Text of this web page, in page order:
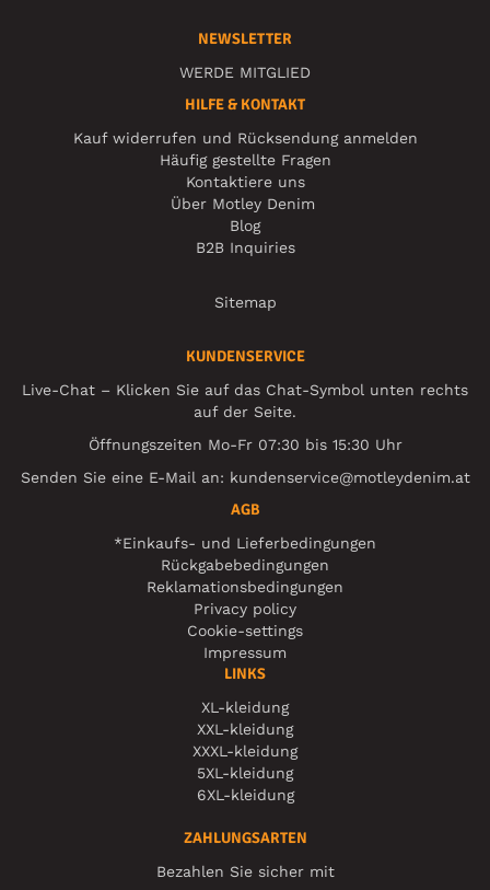
NEWSLETTER
WERDE MITGLIED
HILFE & KONTAKT
Kauf widerrufen und Rücksendung anmelden
Häufig gestellte Fragen
Kontaktiere uns
Über Motley Denim
Blog
B2B Inquiries
Sitemap
KUNDENSERVICE
Live-Chat – Klicken Sie auf das Chat-Symbol unten rechts
auf der Seite.
Öffnungszeiten Mo-Fr 07:30 bis 15:30 Uhr
Senden Sie eine E-Mail an: kundenservice@motleydenim.at
AGB
*Einkaufs- und Lieferbedingungen
Rückgabebedingungen
Reklamationsbedingungen
Privacy policy
Cookie-settings
Impressum
LINKS
XL-kleidung
XXL-kleidung
XXXL-kleidung
5XL-kleidung
6XL-kleidung
ZAHLUNGSARTEN
Bezahlen Sie sicher mit